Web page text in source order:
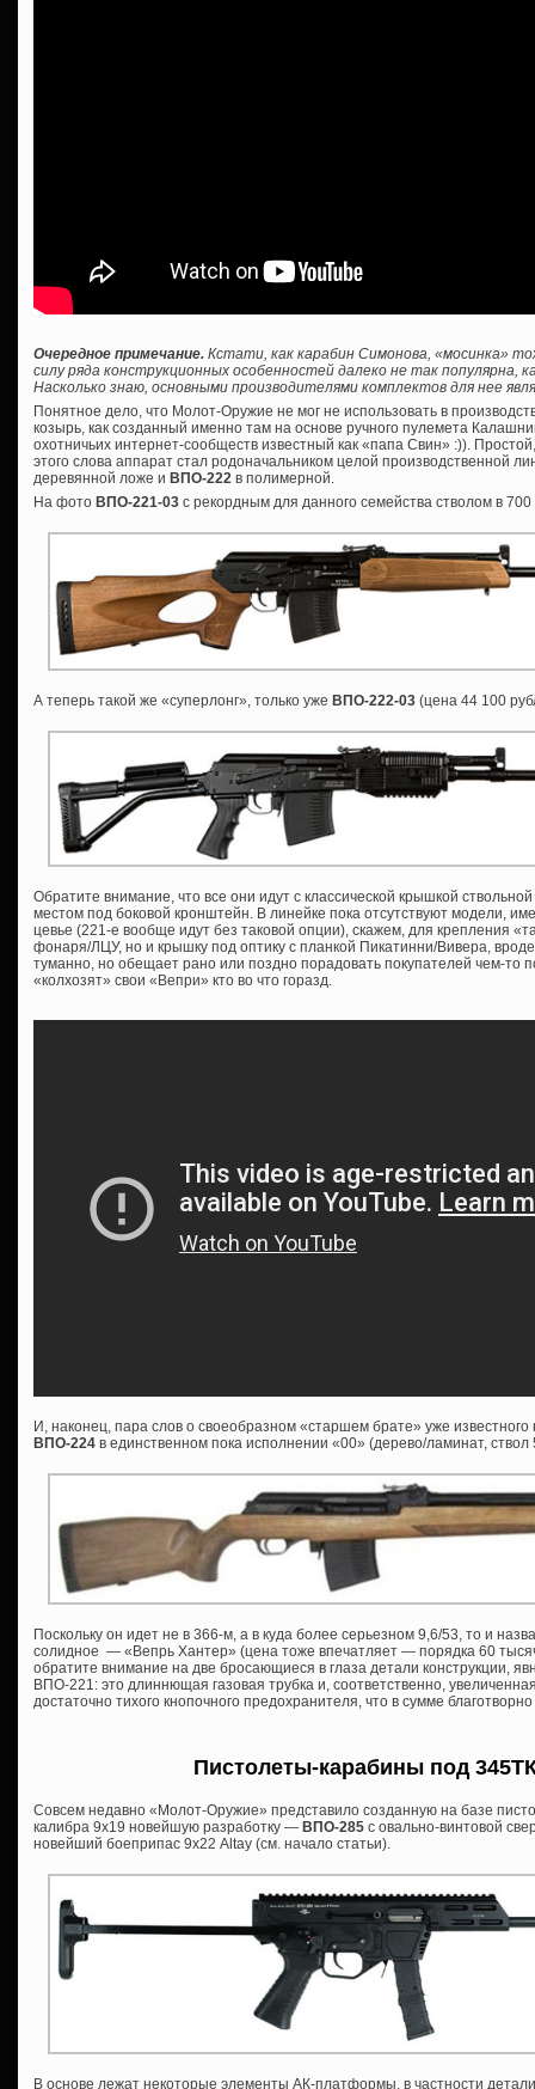
Очередное примечание. Кстати, как карабин Симонова, «мосинка»
силу ряда конструкционных особенностей далеко не так популярна,
Насколько знаю, основными производителями комплектов для нее
Понятное дело, что Молот-Оружие не мог не использовать в
козырь, как созданный именно там на основе ручного пулемета
охотничьих интернет-сообществ известный как «папа Свин» :)).
этого слова аппарат стал родоначальником целой производственной
деревянной ложе и ВПО-222 в полимерной.
На фото ВПО-221-03 с рекордным для данного семейства стволом в
А теперь такой же «суперлонг», только уже ВПО-222-03 (цена 44 100
Обратите внимание, что все они идут с классической крышкой
местом под боковой кронштейн. В линейке пока отсутствуют модели,
цевье (221-е вообще идут без таковой опции), скажем, для крепления
фонаря/ЛЦУ, но и крышку под оптику с планкой Пикатинни/Вивера,
туманно, но обещает рано или поздно порадовать покупателей чем-то
«колхозят» свои «Вепри» кто во что горазд.
И, наконец, пара слов о своеобразном «старшем брате» уже
ВПО-224 в единственном пока исполнении «00» (дерево/ламинат,
Поскольку он идет не в 366-м, а в куда более серьезном 9,6/53, то и
солидное — «Вепрь Хантер» (цена тоже впечатляет — порядка 60
обратите внимание на две бросающиеся в глаза детали конструкции,
ВПО-221: это длиннющая газовая трубка и, соответственно,
достаточно тихого кнопочного предохранителя, что в сумме
Пистолеты-карабины под
Совсем недавно «Молот-Оружие» представило созданную на базе
калибра 9х19 новейшую разработку — ВПО-285 с овально-винтовой
новейший боеприпас 9х22 Altay (см. начало статьи).
В основе лежат некоторые элементы АК-платформы, в частности